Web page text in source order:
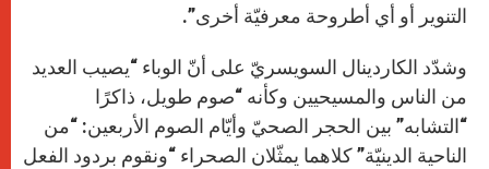
التنوير أو أي أطروحة معرفيّة أخرى”.
وشدّد الكاردينال السويسريّ على أنّ الوباء “يصيب العديد
من الناس والمسيحيين وكأنه “صوم طويل، ذاكرًا
“التشابه” بين الحجر الصحيّ وأيّام الصوم الأربعين: “من
الناحية الدينيّة” كلاهما يمثّلان الصحراء “ونقوم بردود الفعل